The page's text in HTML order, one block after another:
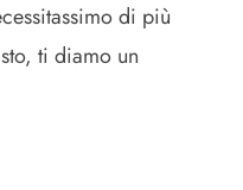
di più
ti diamo un